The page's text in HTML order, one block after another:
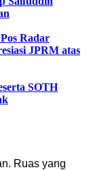
Radar
JPRM atas
SOTH
Ruas yang